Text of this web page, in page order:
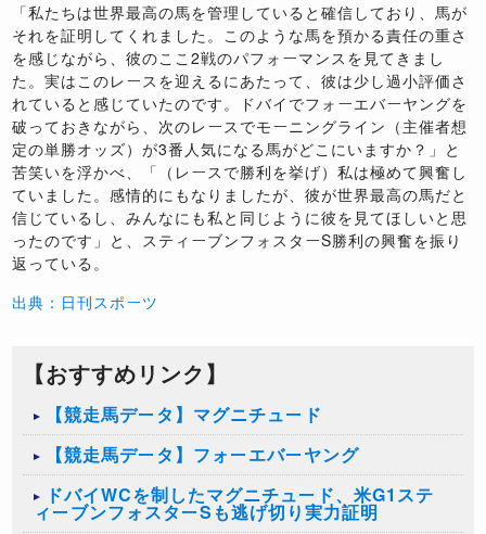
「私たちは世界最高の馬を管理していると確信しており、馬が
それを証明してくれました。このような馬を預かる責任の重さ
を感じながら、彼のここ2戦のパフォーマンスを見てきまし
た。実はこのレースを迎えるにあたって、彼は少し過小評価さ
れていると感じていたのです。ドバイでフォーエバーヤングを
破っておきながら、次のレースでモーニングライン（主催者想
定の単勝オッズ）が3番人気になる馬がどこにいますか？」と
苦笑いを浮かべ、「（レースで勝利を挙げ）私は極めて興奮し
ていました。感情的にもなりましたが、彼が世界最高の馬だと
信じているし、みんなにも私と同じように彼を見てほしいと思
ったのです」と、スティーブンフォスターS勝利の興奮を振り
返っている。
出典：日刊スポーツ
【おすすめリンク】
【競走馬データ】マグニチュード
【競走馬データ】フォーエバーヤング
ドバイWCを制したマグニチュード、米G1ステ
ィーブンフォスターSも逃げ切り実力証明